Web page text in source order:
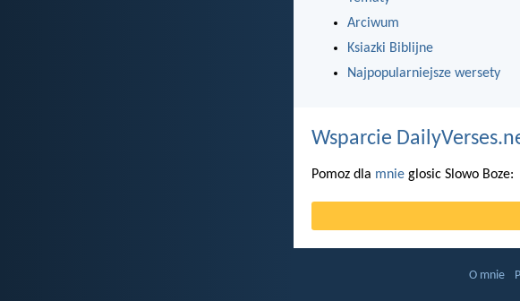
Arciwum
Ksiazki Biblijne
Najpopularniejsze wersety
Wsparcie
Pomoz dla mnie glosic Slowo Boze:
O mnie